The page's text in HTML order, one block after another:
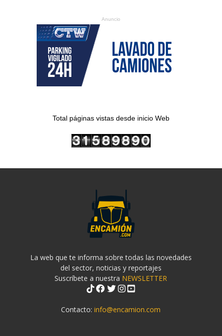
Anuncio
Total páginas vistas desde inicio Web
La web que te informa sobre todas las novedades
del sector, noticias y reportajes
Suscríbete a nuestra NEWSLETTER
Contacto:info@encamion.com